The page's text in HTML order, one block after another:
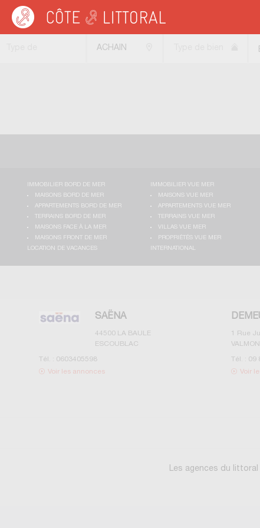
Côte & Littoral > Immobilier bord de mer>LORRAINE
ACHAIN
IMMOBILIER BORD DE MER
MAISONS BORD DE MER
APPARTEMENTS BORD DE MER
TERRAINS BORD DE MER
MAISONS FACE À LA MER
MAISONS FRONT DE MER
IMMOBILIER VUE MER
MAISONS VUE MER
APPARTEMENTS VUE MER
TERRAINS VUE MER
VILLAS VUE MER
PROPRIÉTÉS VUE MER
LOCATION DE VACANCES
INTERNATIONAL
SAËNA
44500 LA BAULE
ESCOUBLAC
Tél. : 0603405598
Voir les annonces
1 Rue
Tél. : 09
Voir
Les agences du littoral